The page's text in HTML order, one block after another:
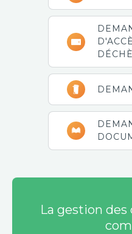
La gestion des